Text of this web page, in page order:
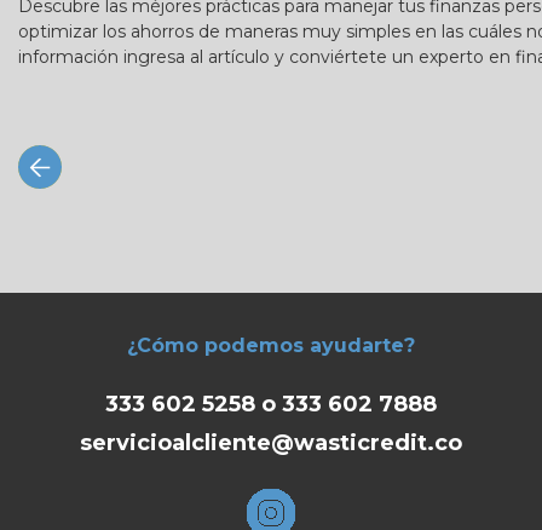
Descubre las méjores prácticas para manejar tus finanzas
optimizar los ahorros de maneras muy simples en las cuáles
información ingresa al artículo y conviértete un experto en
¿Cómo podemos ayudarte?
333 602 5258 o 333 602 7888
servicioalcliente@wasticredit.co